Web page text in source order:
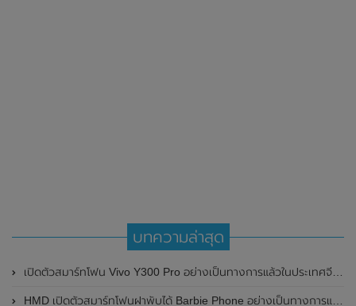
บทความล่าสุด
เปิดตัวสมาร์ทโฟน Vivo Y300 Pro อย่างเป็นทางการแล้วในประเทศจีน มาพร้อมดีไซน์พรีเมี่ยม ทนทาน และแบตเตอรี่สุดอึดขนาดใหญ่ 6,500mAh พร้อมรองรับการชาร์จไว 80W
HMD เปิดตัวสมาร์ทโฟนฝาพับได้ Barbie Phone อย่างเป็นทางการแล้ว มาพร้อมธีมสีชมพูสดใส